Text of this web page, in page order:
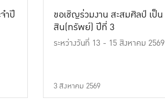
ำปี
ขอเชิญร่วมงาน สะสมศิลป์ เป็น
สิน(ทรัพย์) ปีที่ 3
ระหว่างวันที่ 13 - 15 สิงหาคม 2569
3 สิงหาคม 2569